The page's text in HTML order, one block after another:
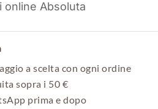
a scelta con ogni ordine
sopra i 50 €
prima e dopo